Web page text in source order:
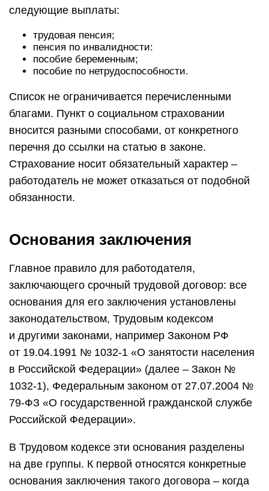
следующие выплаты:
трудовая пенсия;
пенсия по инвалидности:
пособие беременным;
пособие по нетрудоспособности.
Список не ограничивается перечисленными
благами. Пункт о социальном страховании
вносится разными способами, от конкретного
перечня до ссылки на статью в законе.
Страхование носит обязательный характер –
работодатель не может отказаться от подобной
обязанности.
Основания заключения
Главное правило для работодателя,
заключающего срочный трудовой договор: все
основания для его заключения установлены
законодательством, Трудовым кодексом
и другими законами, например Законом РФ
от 19.04.1991 № 1032-1 «О занятости населения
в Российской Федерации» (далее – Закон №
1032-1), Федеральным законом от 27.07.2004 №
79-ФЗ «О государственной гражданской службе
Российской Федерации».
В Трудовом кодексе эти основания разделены
на две группы. К первой относятся конкретные
основания заключения такого договора – когда